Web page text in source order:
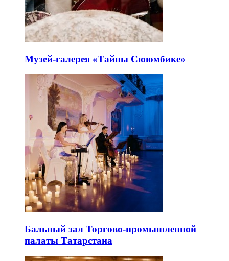
Музей-галерея «Тайны Сююмбике»
Бальный зал Торгово-промышленной
палаты Татарстана